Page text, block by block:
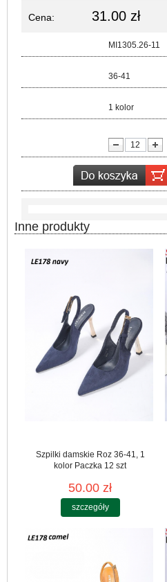
Cena: 31.00 zł
MI1305.26-11
36-41
1 kolor
Inne produkty
Szpilki damskie Roz 36-41, 1
kolor Paczka 12 szt
50.00 zł
szczegóły